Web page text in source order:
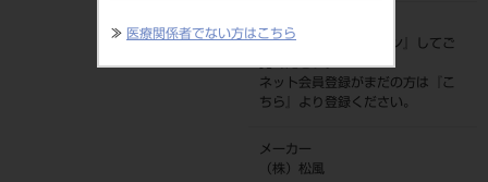
≫ 医療関係者でない方はこちら
標準価格
価格の確認は『
ログイン
』してご
覧ください。
ネット会員登録がまだの方は『
こ
ちら
』より登録ください。
メーカー
（株）松風